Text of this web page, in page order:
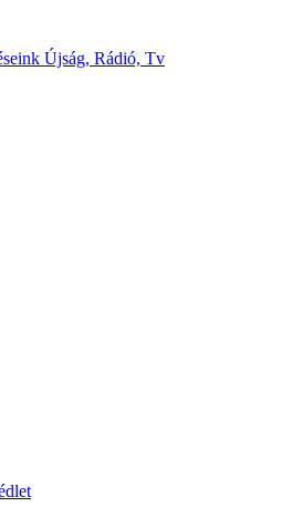
Újság, Rádió, Tv